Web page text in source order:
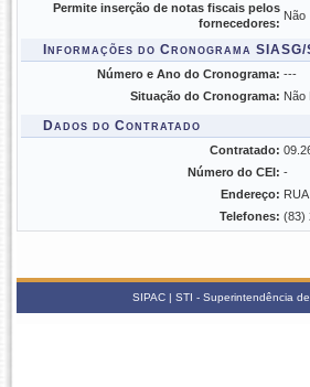
Permite inserção de notas fiscais pelos
fornecedores:
Não
Informações do Cronograma SIASG/
Número e Ano do Cronograma: ---
Situação do Cronograma: Não
Dados do Contratado
Contratado:
Número do CEI: -
Endereço:
Telefones: (83)
SIPAC | STI - Superintendência